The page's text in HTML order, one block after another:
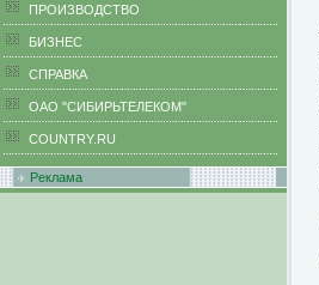
ПРОИЗВОДСТВО
БИЗНЕС
CПРАВКА
ОАО "СИБИРЬТЕЛЕКОМ"
COUNTRY.RU
Реклама